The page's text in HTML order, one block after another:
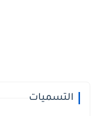
التسميات